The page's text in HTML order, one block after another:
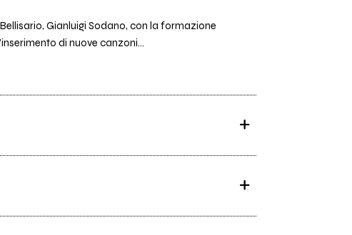
Gianluigi Sodano, con la formazione
di nuove canzoni...